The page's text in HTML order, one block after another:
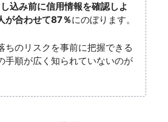
込み前に信用情報を確認しよ
が合わせて87％にのぼります。
ちのリスクを事前に把握できる
手順が広く知られていないのが